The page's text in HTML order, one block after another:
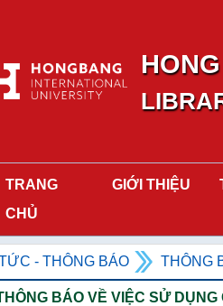
TRANG
CHỦ
GIỚI THIỆU
- THÔNG BÁO THÔNG
BÁO VỀ VIỆC SỬ